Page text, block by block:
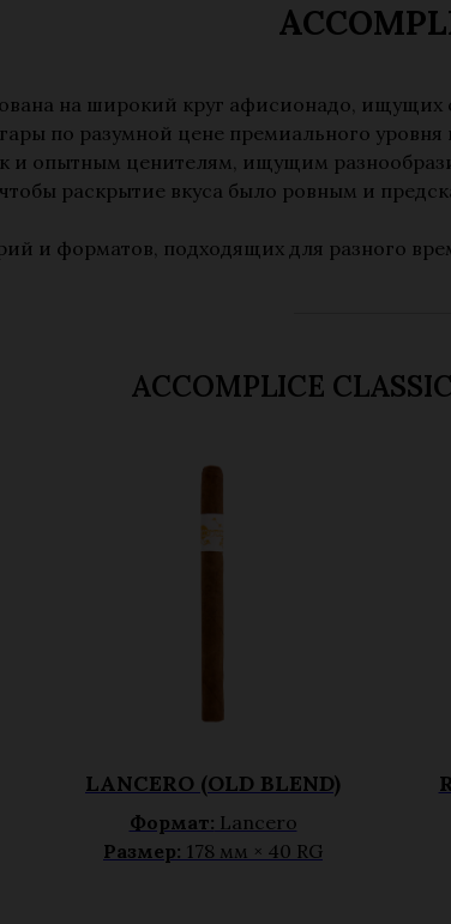
на широкий круг афисионадо, ищущих
по разумной цене премиального уровня
и опытным ценителям, ищущим
раскрытие вкуса было ровным и
и форматов, подходящих для разного
ACCOMPLICE
LANCERO (OLD BLEND)
Формат: Lancero
Размер: 178 мм × 40 RG